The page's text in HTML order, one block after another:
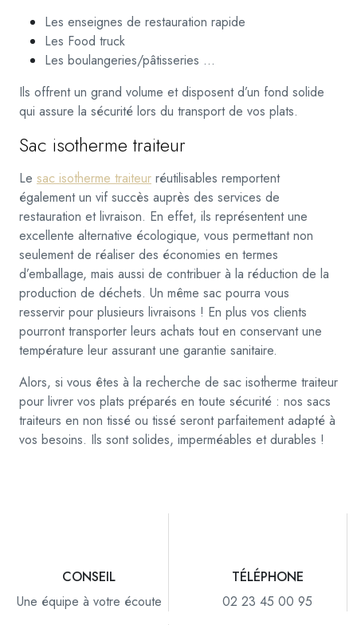
Les enseignes de restauration rapide
Les Food truck
Les boulangeries/pâtisseries …
Ils offrent un grand volume et disposent d’un fond solide
qui assure la sécurité lors du transport de vos plats.
Sac isotherme traiteur
Le sac isotherme traiteur réutilisables remportent
également un vif succès auprès des services de
restauration et livraison. En effet, ils représentent une
excellente alternative écologique, vous permettant non
seulement de réaliser des économies en termes
d’emballage, mais aussi de contribuer à la réduction de la
production de déchets. Un même sac pourra vous
resservir pour plusieurs livraisons ! En plus vos clients
pourront transporter leurs achats tout en conservant une
température leur assurant une garantie sanitaire.
Alors, si vous êtes à la recherche de sac isotherme traiteur
pour livrer vos plats préparés en toute sécurité : nos sacs
traiteurs en non tissé ou tissé seront parfaitement adapté à
vos besoins. Ils sont solides, imperméables et durables !
CONSEIL
Une équipe à votre écoute
TÉLÉPHONE
02 23 45 00 95